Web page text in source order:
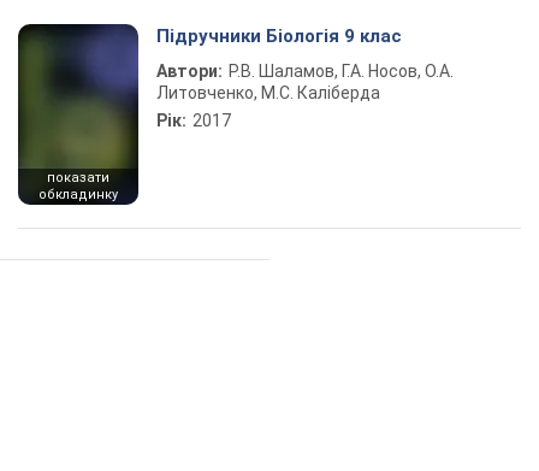
показати
обкладинку
Підручники Біологія 9 клас
Автори: Р.В. Шаламов, Г.А. Носов, О.А.
Литовченко, М.С. Каліберда
Рік: 2017